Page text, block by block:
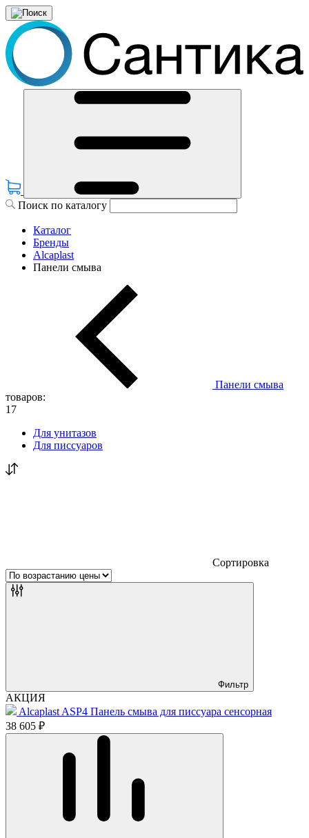
Поиск по каталогу
Каталог
Бренды
Alcaplast
Панели смыва
Панели смыва
товаров:
17
Для унитазов
Для писсуаров
Сортировка
Фильтр
АКЦИЯ
Alcaplast ASP4 Панель смыва для писсуара сенсорная
38 605 ₽